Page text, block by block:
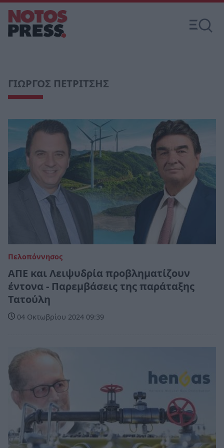
ΓΙΩΡΓΟΣ ΠΕΤΡΙΤΣΗΣ
Πελοπόννησος
ΑΠΕ και Λειψυδρία προβληματίζουν
έντονα - Παρεμβάσεις της παράταξης
Τατούλη
04 Οκτωβρίου 2024 09:39